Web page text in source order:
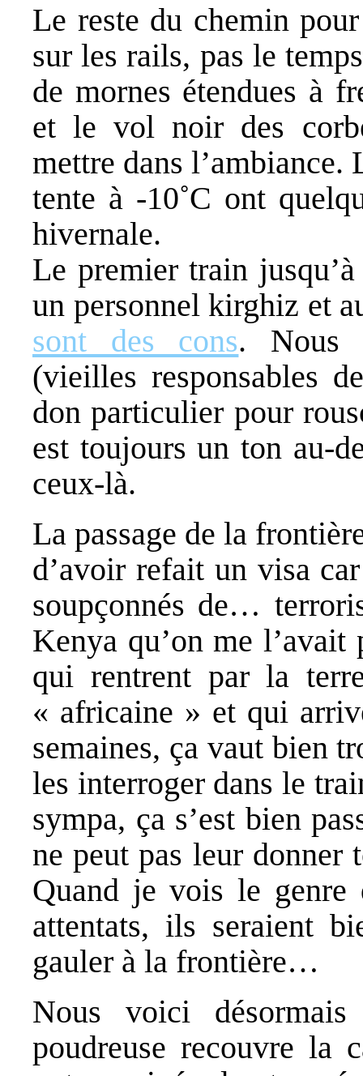
Le reste du chemin
sur les rails, pas le
de mornes étendues à
et le vol noir des
mettre dans l’ambiance.
tente à -10˚C ont
hivernale.
Le premier train
un personnel kirghiz et
sont des cons. Nous
(vieilles responsables
don particulier pour
est toujours un ton au-
ceux-là.
La passage de la
d’avoir refait un visa
soupçonnés de…
Kenya qu’on me
qui rentrent par la
« africaine » et qui
semaines, ça vaut bien
les interroger dans le
sympa, ça s’est bien
ne peut pas leur donner
Quand je vois le genre
attentats, ils seraient
gauler à la frontière…
Nous voici
poudreuse recouvre la